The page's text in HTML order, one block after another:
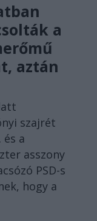
a
aztán
szajrét
a
asszony
PSD-s
hogy a